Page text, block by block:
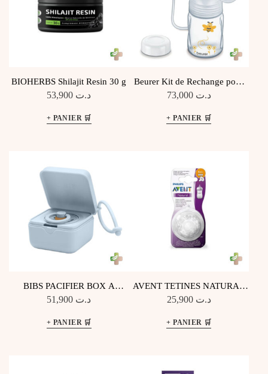
BIOHERBS Shilajit Resin 30 g
د.ت
Beurer Kit de Rechange pour
Tire-Laits Électriques BY 40,
د.ت 73,000
BIBS PACIFIER BOX A
TETINES BABY BLUE
د.ت
AVENT TETINES NATURAL
6M+ SCF044/27
د.ت 25,900